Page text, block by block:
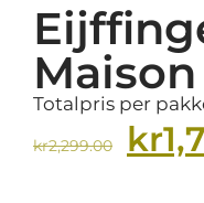
Maison
Totalpris per
kr2,299.00 kr